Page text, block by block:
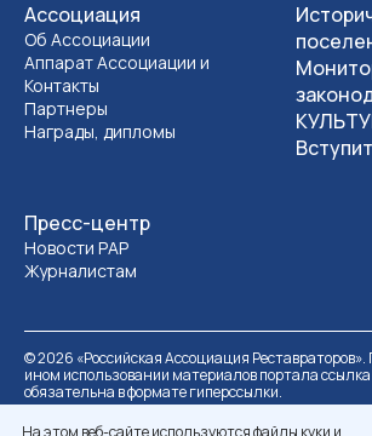
На этом веб-сайте используются файлы куки и
Ассоциация
Об Ассоциации
Аппарат Ассоциации и
Контакты
Партнеры
Награды, дипломы
Пресс-центр
Новости РАР
Журналистам
©2026 «Российская Ассоциация
ином использовании материалов портала
обязательна в формате гиперссылки.
Политика обработки персональных данных